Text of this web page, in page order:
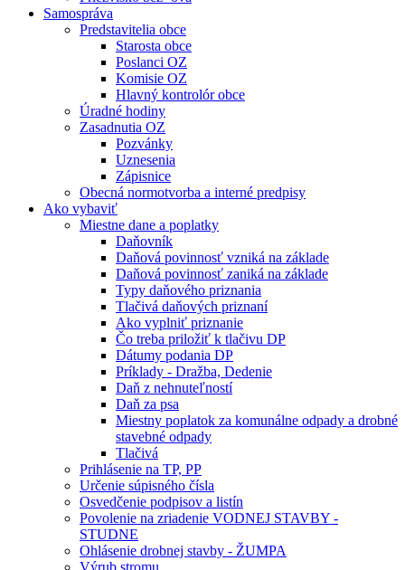
Samospráva
Predstavitelia obce
Starosta obce
Poslanci OZ
Komisie OZ
Hlavný kontrolór obce
Úradné hodiny
Zasadnutia OZ
Pozvánky
Uznesenia
Zápisnice
Obecná normotvorba a interné predpisy
Ako vybaviť
Miestne dane a poplatky
Daňovník
Daňová povinnosť vzniká na základe
Daňová povinnosť zaniká na základe
Typy daňového priznania
Tlačivá daňových priznaní
Ako vyplniť priznanie
Čo treba priložiť k tlačivu DP
Dátumy podania DP
Príklady - Dražba, Dedenie
Daň z nehnuteľností
Daň za psa
Miestny poplatok za komunálne odpady a drobné
stavebné odpady
Tlačivá
Prihlásenie na TP, PP
Určenie súpisného čísla
Osvedčenie podpisov a listín
Povolenie na zriadenie VODNEJ STAVBY -
STUDNE
Ohlásenie drobnej stavby - ŽUMPA
Výrub stromu